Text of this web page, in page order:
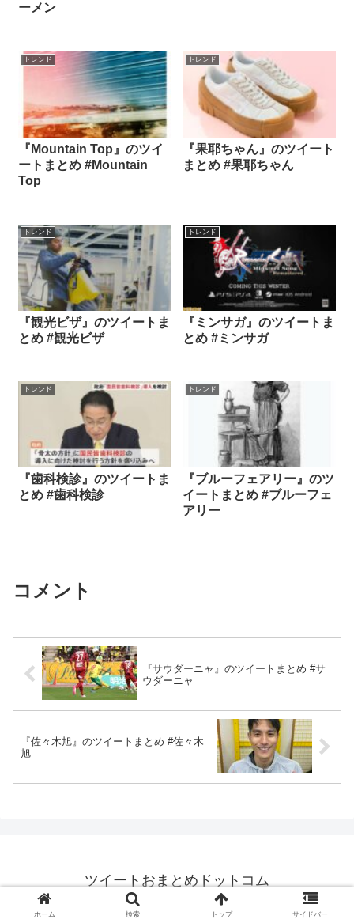
ーメン
トレンド
『Mountain Top』のツイ
ートまとめ #Mountain
Top
トレンド
『果耶ちゃん』のツイート
まとめ #果耶ちゃん
トレンド
『観光ビザ』のツイートま
とめ #観光ビザ
トレンド
『ミンサガ』のツイートま
とめ #ミンサガ
トレンド
『歯科検診』のツイートま
とめ #歯科検診
トレンド
『ブルーフェアリー』のツ
イートまとめ #ブルーフェ
アリー
コメント
『サウダーニャ』のツイートまとめ #サ
ウダーニャ
『佐々木旭』のツイートまとめ #佐々木
旭
ツイートおまとめドットコム
© 2021 ツイートおまとめドットコム.
ホーム 検索 トップ サイドバー